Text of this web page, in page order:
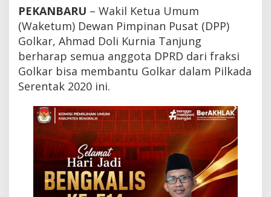
k
a
r
W
j
i
e
n
g
k
a
n
P
PEKANBARU – Wakil Ketua Umum
(Waketum) Dewan Pimpinan Pusat (DPP)
Golkar, Ahmad Doli Kurnia Tanjung
berharap semua anggota DPRD dari fraksi
Golkar bisa membantu Golkar dalam Pilkada
Serentak 2020 ini.